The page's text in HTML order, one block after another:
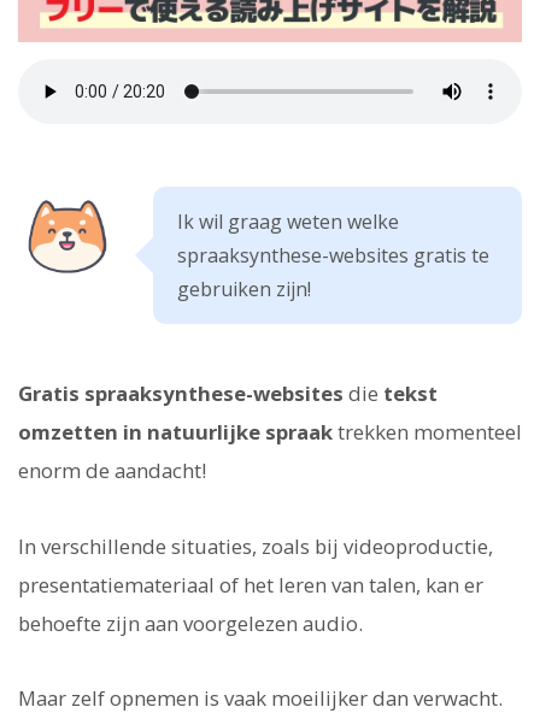
Ik wil graag weten welke
spraaksynthese-websites gratis te
gebruiken zijn!
Gratis spraaksynthese-websites die tekst
omzetten in natuurlijke spraaktrekken momenteel
enorm de aandacht!
In verschillende situaties, zoals bij videoproductie,
presentatiemateriaal of het leren van talen, kan er
behoefte zijn aan voorgelezen audio.
Maar zelf opnemen is vaak moeilijker dan verwacht.